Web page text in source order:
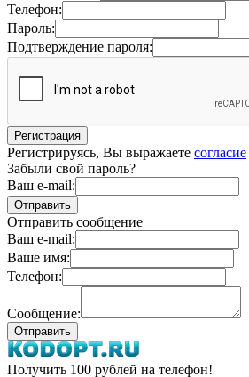
Телефон:
Пароль:
Подтверждение пароля:
Регистрируясь, Вы выражаете согласие
Забыли свой пароль?
Ваш e-mail:
Отправить сообщение
Ваш e-mail:
Ваше имя:
Телефон:
Сообщение:
Получить 100 рублей на телефон!